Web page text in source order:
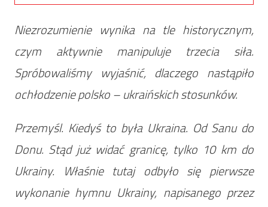
Niezrozumienie wynika na tle historycznym,
czym aktywnie manipuluje trzecia siła.
Spróbowaliśmy wyjaśnić, dlaczego nastąpiło
ochłodzenie polsko – ukraińskich stosunków.
Przemyśl. Kiedyś to była Ukraina. Od Sanu do
Donu. Stąd już widać granicę, tylko 10 km do
Ukrainy. Właśnie tutaj odbyło się pierwsze
wykonanie hymnu Ukrainy, napisanego przez